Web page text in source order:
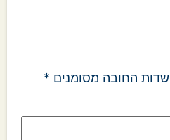
שדות החובה מסומנים *